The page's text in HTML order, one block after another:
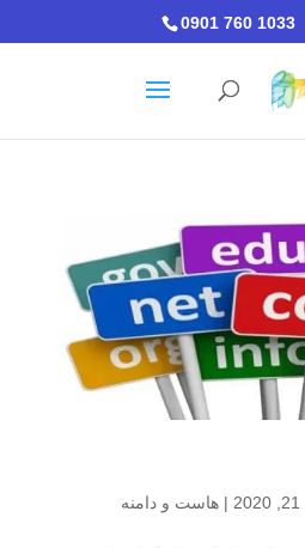
0901 760 1033
| هاست و دامنه